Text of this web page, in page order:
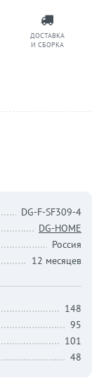
ДОСТАВКА
И СБОРКА
DG-F-SF309-4
DG-HOME
Россия
12 месяцев
148
95
101
48